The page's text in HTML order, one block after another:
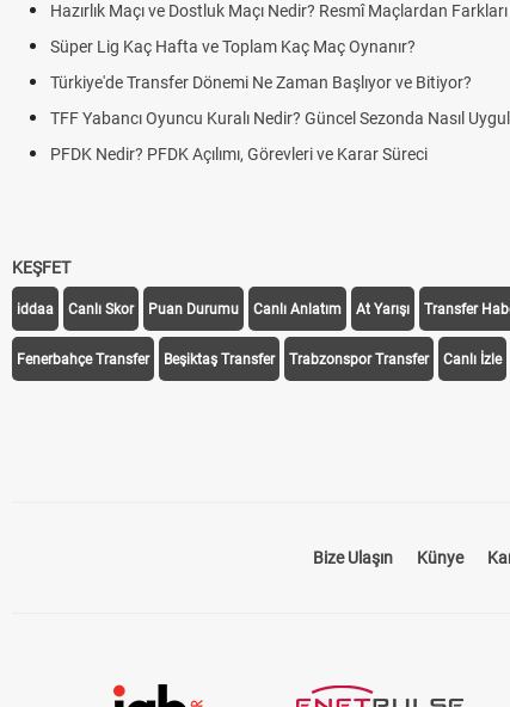
Hazırlık Maçı ve Dostluk Maçı Nedir? Resmî Maçlardan Farkları
Süper Lig Kaç Hafta ve Toplam Kaç Maç Oynanır?
Türkiye'de Transfer Dönemi Ne Zaman Başlıyor ve Bitiyor?
TFF Yabancı Oyuncu Kuralı Nedir? Güncel Sezonda Nasıl
PFDK Nedir? PFDK Açılımı, Görevleri ve Karar Süreci
KEŞFET
iddaa Canlı Skor Puan Durumu Canlı Anlatım At Yarışı Transfer
Fenerbahçe Transfer Beşiktaş Transfer Trabzonspor Transfer Canlı İzle
Bize Ulaşın Künye